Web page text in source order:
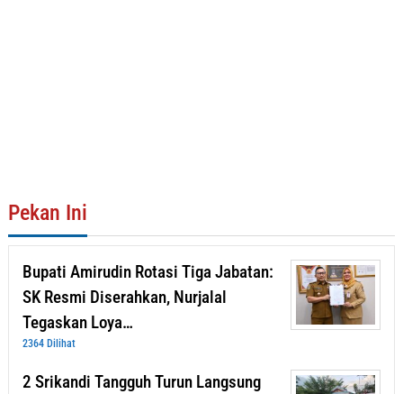
Pekan Ini
Bupati Amirudin Rotasi Tiga Jabatan:
SK Resmi Diserahkan, Nurjalal
Tegaskan Loya…
2364 Dilihat
2 Srikandi Tangguh Turun Langsung